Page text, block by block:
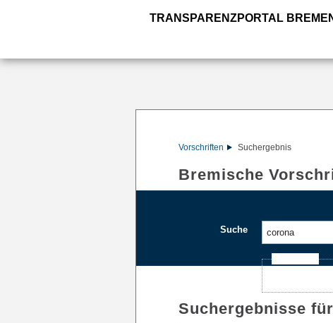
TRANSPARENZPORTAL
Vorschriften Suchergebnis
Bremische
Suche
Suchergebnisse